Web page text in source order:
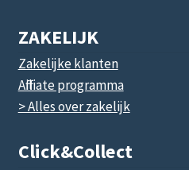
ZAKELIJK
Zakelijke klanten
Affiliate programma
> Alles over zakelijk
Click&collect